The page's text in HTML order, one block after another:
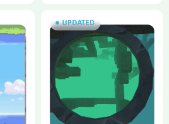
UPDATED